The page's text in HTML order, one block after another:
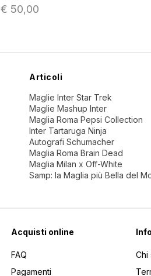
€ 50,00
Articoli
Maglie Inter Star Trek
Maglie Mashup Inter
Maglia Roma Pepsi Collection
Inter Tartaruga Ninja
Autografi Schumacher
Maglia Roma Brain Dead
Maglia Milan x Off-White
Samp: la Maglia più Bella del
Acquisti online
FAQ
Pagamenti
Chi